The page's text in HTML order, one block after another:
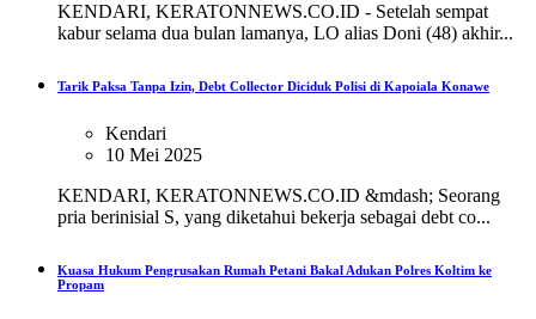
KENDARI, KERATONNEWS.CO.ID - Setelah sempat
kabur selama dua bulan lamanya, LO alias Doni (48) akhir...
Tarik Paksa Tanpa Izin, Debt Collector Diciduk Polisi di Kapoiala Konawe
Kendari
10 Mei 2025
KENDARI, KERATONNEWS.CO.ID &mdash; Seorang
pria berinisial S, yang diketahui bekerja sebagai debt co...
Kuasa Hukum Pengrusakan Rumah Petani Bakal Adukan Polres Koltim ke
Propam